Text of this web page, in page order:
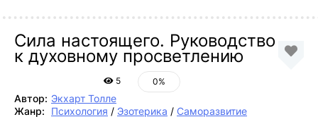
Сила настоящего. Руководство
к духовному просветлению
5 0%
Автор: Экхарт Толле
Жанр:
Психология / Эзотерика / Саморазвитие